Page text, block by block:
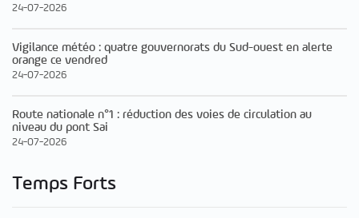
24-07-2026
Vigilance météo : quatre gouvernorats du Sud-ouest en alerte
orange ce vendred
24-07-2026
Route nationale n°1 : réduction des voies de circulation au
niveau du pont Sai
24-07-2026
Temps Forts